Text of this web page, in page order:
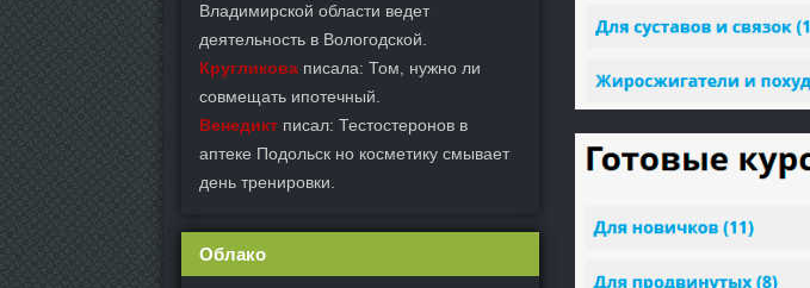
Владимирской области ведет
деятельность в Вологодской.
Кругликова писала: Том, нужно ли
совмещать ипотечный.
Венедикт писал: Тестостеронов в
аптеке Подольск но косметику смывает
день тренировки.
Облако